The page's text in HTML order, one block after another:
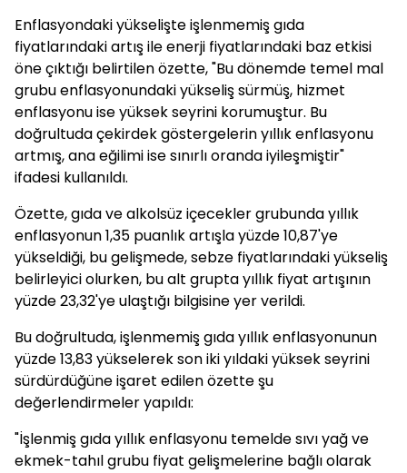
Enflasyondaki yükselişte işlenmemiş gıda
fiyatlarındaki artış ile enerji fiyatlarındaki baz etkisi
öne çıktığı belirtilen özette, "Bu dönemde temel mal
grubu enflasyonundaki yükseliş sürmüş, hizmet
enflasyonu ise yüksek seyrini korumuştur. Bu
doğrultuda çekirdek göstergelerin yıllık enflasyonu
artmış, ana eğilimi ise sınırlı oranda iyileşmiştir"
ifadesi kullanıldı.
Özette, gıda ve alkolsüz içecekler grubunda yıllık
enflasyonun 1,35 puanlık artışla yüzde 10,87'ye
yükseldiği, bu gelişmede, sebze fiyatlarındaki yükseliş
belirleyici olurken, bu alt grupta yıllık fiyat artışının
yüzde 23,32'ye ulaştığı bilgisine yer verildi.
Bu doğrultuda, işlenmemiş gıda yıllık enflasyonunun
yüzde 13,83 yükselerek son iki yıldaki yüksek seyrini
sürdürdüğüne işaret edilen özette şu
değerlendirmeler yapıldı:
"İşlenmiş gıda yıllık enflasyonu temelde sıvı yağ ve
ekmek-tahıl grubu fiyat gelişmelerine bağlı olarak